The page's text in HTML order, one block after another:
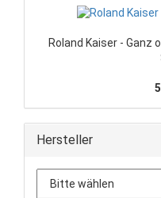
Roland Kaiser - Ganz
Hersteller